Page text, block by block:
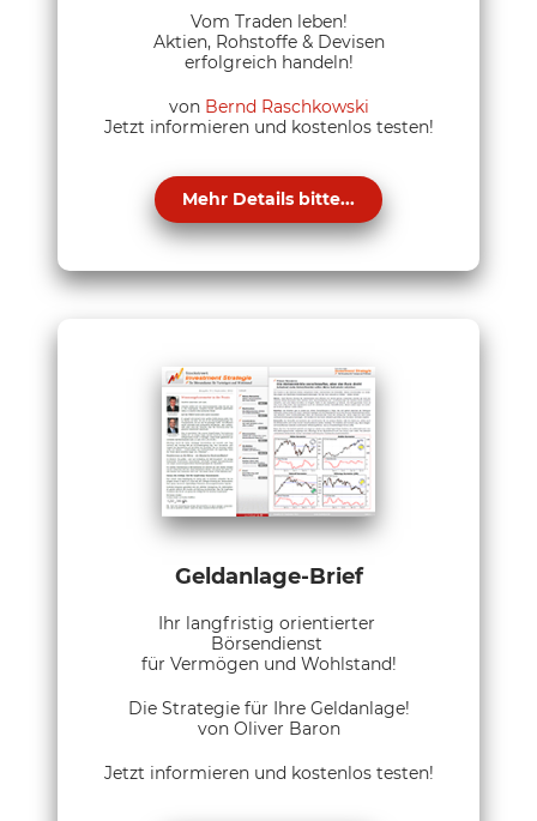
Vom Traden leben!
Aktien, Rohstoffe & Devisen
erfolgreich handeln!
von Bernd Raschkowski
Jetzt informieren und kostenlos testen!
Mehr Details bitte...
Geldanlage-Brief
Ihr langfristig orientierter
Börsendienst
für Vermögen und Wohlstand!
Die Strategie für Ihre Geldanlage!
von Oliver Baron
Jetzt informieren und kostenlos testen!